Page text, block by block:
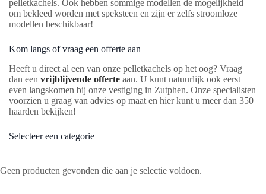
pelletkachels. Ook hebben sommige modellen de mogelijkheid
om bekleed worden met speksteen en zijn er zelfs stroomloze
modellen beschikbaar!
Kom langs of vraag een offerte aan
Heeft u direct al een van onze pelletkachels op het oog? Vraag
dan een vrijblijvende offerte aan. U kunt natuurlijk ook eerst
even langskomen bij onze vestiging in Zutphen. Onze specialisten
voorzien u graag van advies op maat en hier kunt u meer dan 350
haarden bekijken!
Selecteer een categorie
Geen producten gevonden die aan je selectie voldoen.